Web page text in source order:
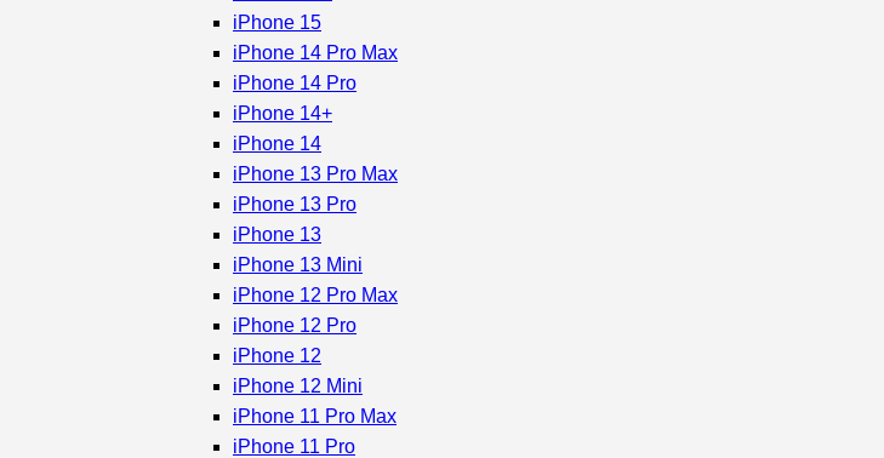
iPhone 15
iPhone 14 Pro Max
iPhone 14 Pro
iPhone 14+
iPhone 14
iPhone 13 Pro Max
iPhone 13 Pro
iPhone 13
iPhone 13 Mini
iPhone 12 Pro Max
iPhone 12 Pro
iPhone 12
iPhone 12 Mini
iPhone 11 Pro Max
iPhone 11 Pro